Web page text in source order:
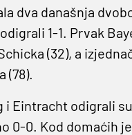
dva današnja
1-1. Prvak
(32), a
(78).
i Eintracht odigrali
0-0. Kod domaćih